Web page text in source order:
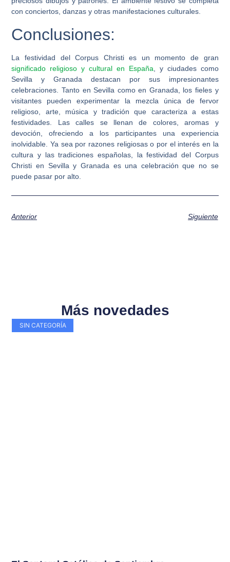
con conciertos, danzas y otras manifestaciones culturales.
Conclusiones:
La festividad del Corpus Christi es un momento de gran
significado religioso y cultural en España , y ciudades como
Sevilla y Granada destacan por sus impresionantes
celebraciones. Tanto en Sevilla como en Granada, los fieles y
visitantes pueden experimentar la mezcla única de fervor
religioso, arte, música y tradición que caracteriza a estas
festividades. Las calles se llenan de colores, aromas y
devoción, ofreciendo a los participantes una experiencia
inolvidable. Ya sea por razones religiosas o por el interés en la
cultura y las tradiciones españolas, la festividad del Corpus
Christi en Sevilla y Granada es una celebración que no se
puede pasar por alto.
Anterior Siguiente
Más novedades
SIN CATEGORÍA